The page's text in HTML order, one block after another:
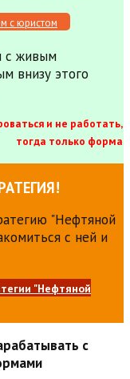
с юристом
с живым
внизу этого
и не работать,
тогда только форма
"Нефтяной
с ней и
"Нефтяной
с